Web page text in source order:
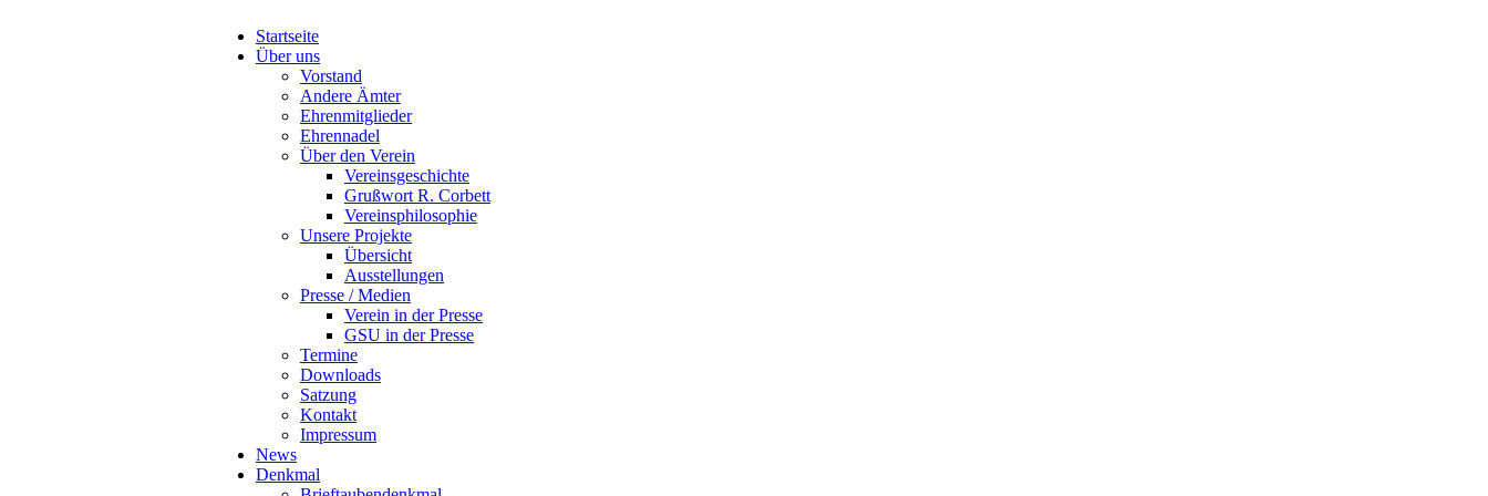
Startseite
Über uns
Vorstand
Andere Ämter
Ehrenmitglieder
Ehrennadel
Über den Verein
Vereinsgeschichte
Grußwort R. Corbett
Vereinsphilosophie
Unsere Projekte
Übersicht
Ausstellungen
Presse / Medien
Verein in der Presse
GSU in der Presse
Termine
Downloads
Satzung
Kontakt
Impressum
News
Denkmal